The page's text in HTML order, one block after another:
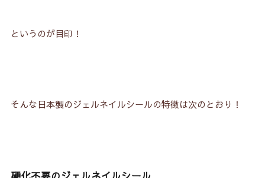
というのが目印！
そんな日本製のジェルネイルシールの特徴は次のとおり！